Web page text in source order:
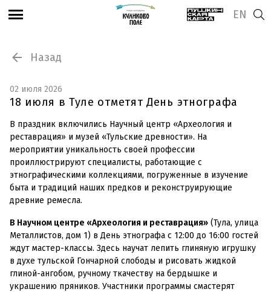
EN
Назад
02 июля 2026
18 июля в Туле отметят День этнографа
В праздник включились Научный центр «Археология и
реставрация» и музей «Тульские древности». На
мероприятии уникальность своей профессии
проиллюстрируют специалисты, работающие с
этнографическими коллекциями, погруженные в изучение
быта и традиций наших предков и реконструирующие
древние ремесла.
В Научном центре «Археология и реставрация» (Тула, улица
Металлистов, дом 1) в День этнографа с 12:00 до 16:00 гостей
ждут мастер-классы. Здесь научат лепить глиняную игрушку
в духе тульской Гончарной слободы и рисовать жидкой
глиной-ангобом, ручному ткачеству на бердышке и
украшению пряников. Участники программы смастерят